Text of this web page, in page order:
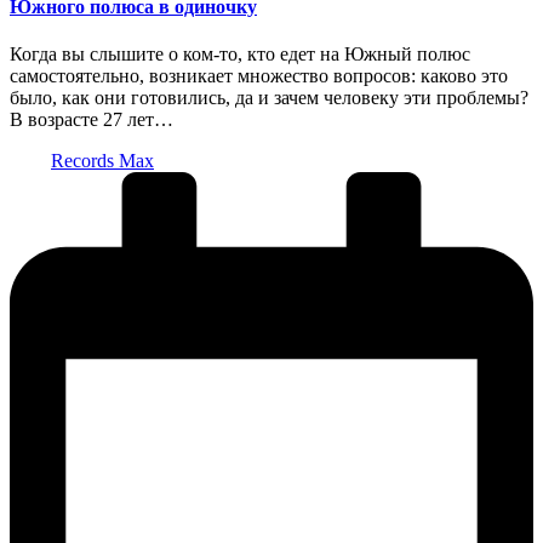
Южного полюса в одиночку
Когда вы слышите о ком-то, кто едет на Южный полюс
самостоятельно, возникает множество вопросов: каково это
было, как они готовились, да и зачем человеку эти проблемы?
В возрасте 27 лет…
Records Max